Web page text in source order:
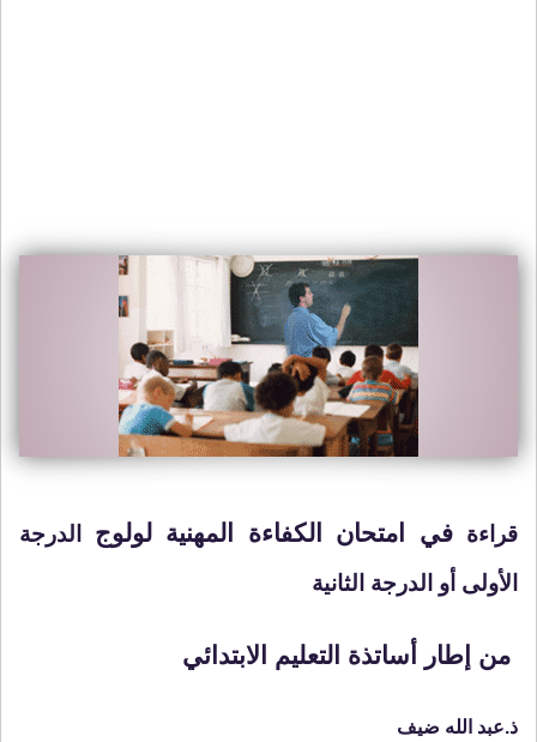
قراءة في امتحان الكفاءة المهنية لولوج الدرجة
الأولى أو الدرجة الثانية
من إطار أساتذة التعليم الابتدائي
ذ.عبد الله ضيف